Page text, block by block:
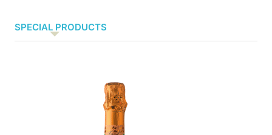
SPECIAL PRODUCTS